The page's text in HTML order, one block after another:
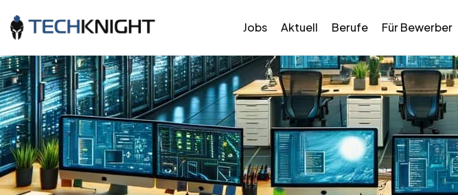
Jobs Aktuell Berufe Für Bewerber